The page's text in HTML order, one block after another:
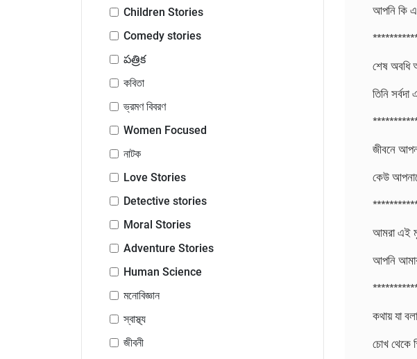
Children Stories
Comedy stories
పత్రిక
কবিতা
ভ্রমণ বিবরণ
Women Focused
নাটক
Love Stories
Detective stories
Moral Stories
Adventure Stories
Human Science
মনোবিজ্ঞান
স্বাস্থ্য
জীবনী
আপনি কি
শেষ অবধি
তিনি
জীবনে
কেউ
আমরা এই
আপনি আমার
কথায় যা
চোখ থেকে